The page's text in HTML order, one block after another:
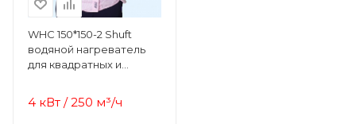
WHC 150*150-2 Shuft
водяной нагреватель
для квадратных и
4 кВт / 250 м³/ч